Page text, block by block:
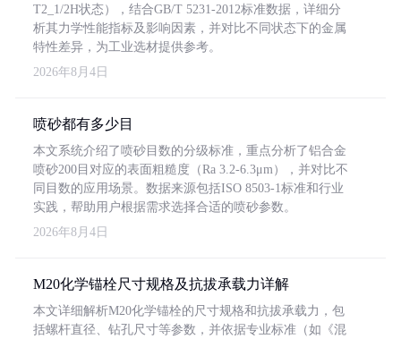
T2_1/2H状态），结合GB/T 5231-2012标准数据，详细分
析其力学性能指标及影响因素，并对比不同状态下的金属
特性差异，为工业选材提供参考。
2026年8月4日
喷砂都有多少目
本文系统介绍了喷砂目数的分级标准，重点分析了铝合金
喷砂200目对应的表面粗糙度（Ra 3.2-6.3μm），并对比不
同目数的应用场景。数据来源包括ISO 8503-1标准和行业
实践，帮助用户根据需求选择合适的喷砂参数。
2026年8月4日
M20化学锚栓尺寸规格及抗拔承载力详解
本文详细解析M20化学锚栓的尺寸规格和抗拔承载力，包
括螺杆直径、钻孔尺寸等参数，并依据专业标准（如《混